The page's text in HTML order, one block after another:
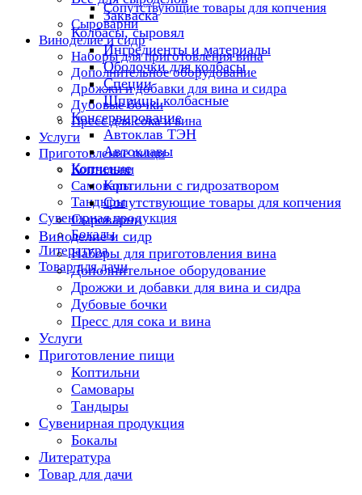
Сопутствующие товары для копчения
Сыроварни
Виноделие и сидр
Наборы для приготовления вина
Дополнительное оборудование
Дрожжи и добавки для вина и сидра
Дубовые бочки
Пресс для сока и вина
Услуги
Приготовление пищи
Коптильни
Самовары
Тандыры
Сувенирная продукция
Бокалы
Литература
Товар для дачи
Закваска
Колбасы, сыровял
Ингредиенты и материалы
Оболочки для колбасы
Специи
Шприцы колбасные
Консервирование
Автоклав ТЭН
Автоклавы
Копчение
Коптильни с гидрозатвором
Сопутствующие товары для копчения
Сыроварни
Виноделие и сидр
Наборы для приготовления вина
Дополнительное оборудование
Дрожжи и добавки для вина и сидра
Дубовые бочки
Пресс для сока и вина
Услуги
Приготовление пищи
Коптильни
Самовары
Тандыры
Сувенирная продукция
Бокалы
Литература
Товар для дачи